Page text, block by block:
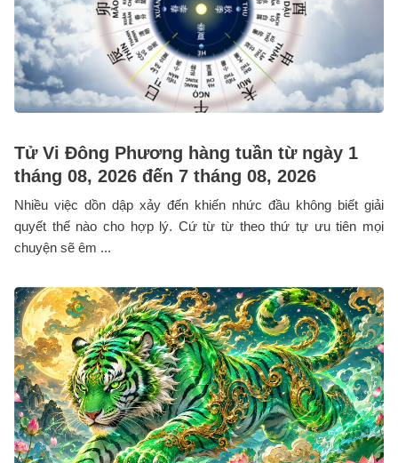
Tử Vi Đông Phương hàng tuần từ ngày 1
tháng 08, 2026 đến 7 tháng 08, 2026
Nhiều việc dồn dập xảy đến khiến nhức đầu không biết giải
quyết thế nào cho hợp lý. Cứ từ từ theo thứ tự ưu tiên mọi
chuyện sẽ êm ...